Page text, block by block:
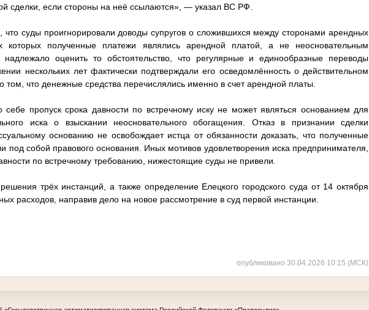
сделки, если стороны на неё ссылаются», — указал ВС РФ.
что суды проигнорировали доводы супругов о сложившихся между сторонами арендных
которых полученные платежи являлись арендной платой, а не неосновательным
оценить то обстоятельство, что регулярные и единообразные переводы
нескольких лет фактически подтверждали его осведомлённость о действительном
том, что денежные средства перечислялись именно в счет арендной платы.
пропуск срока давности по встречному иску не может являться основанием для
иска о взыскании неосновательного обогащения. Отказ в признании сделки
основанию не освобождает истца от обязанности доказать, что полученные
под собой правового основания. Иных мотивов удовлетворения иска предпринимателя,
по встречному требованию, нижестоящие суды не привели.
трёх инстанций, а также определение Елецкого городского суда от 14 октября
расходов, направив дело на новое рассмотрение в суд первой инстанции.
опубликовано 30.04.2026 10:15 (МСК)